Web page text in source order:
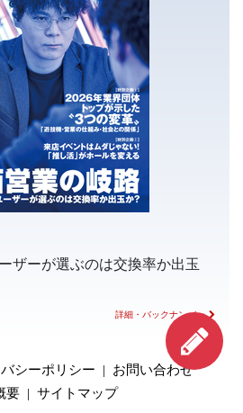
ザーが選ぶのは交換率か出玉
詳細・バックナンバー
シーポリシー |
お問い合わせ
要 | サイトマップ